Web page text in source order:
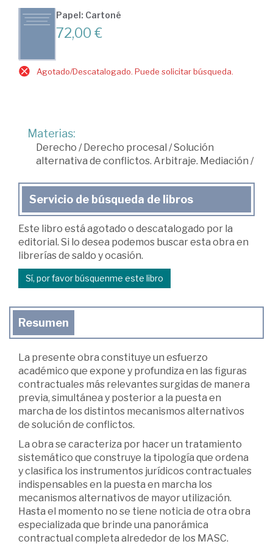
Papel: Cartoné
72,00 €
Agotado/Descatalogado. Puede solicitar búsqueda.
Materias:
Derecho / Derecho procesal /Solución
alternativa de conflictos. Arbitraje. Mediación /
Servicio de búsqueda de libros
Este libro está agotado o descatalogado por la
editorial. Si lo desea podemos buscar esta obra en
librerías de saldo y ocasión.
Sí, por favor búsquenme este libro
Resumen
La presente obra constituye un esfuerzo
académico que expone y profundiza en las figuras
contractuales más relevantes surgidas de manera
previa, simultánea y posterior a la puesta en
marcha de los distintos mecanismos alternativos
de solución de conflictos.
La obra se caracteriza por hacer un tratamiento
sistemático que construye la tipología que ordena
y clasifica los instrumentos jurídicos contractuales
indispensables en la puesta en marcha los
mecanismos alternativos de mayor utilización.
Hasta el momento no se tiene noticia de otra obra
especializada que brinde una panorámica
contractual completa alrededor de los MASC.